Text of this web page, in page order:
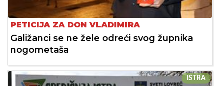
PETICIJA ZA DON VLADIMIRA
Galižanci se ne žele odreći svog župnika
nogometaša
ISTRA